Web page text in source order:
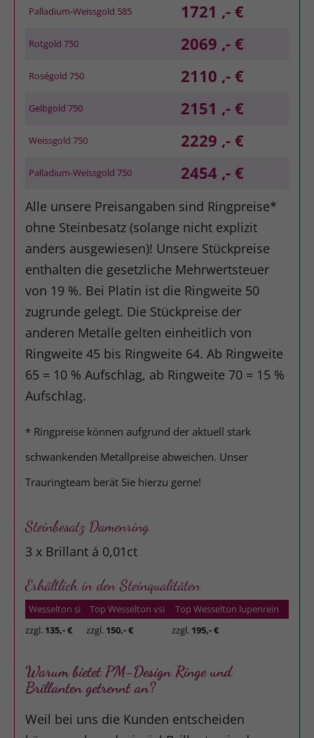
Palladium-Weissgold 585 1721 ,- €
Rotgold 750 2069 ,- €
Roségold 750 2110 ,- €
Gelbgold 750 2151 ,- €
Weissgold 750 2229 ,- €
Palladium-Weissgold 750 2454 ,- €
Alle unsere Preisangaben sind Ringpreise*
ohne Steinbesatz (solange nicht explizit
anders ausgewiesen)! Unsere Stückpreise
enthalten die gesetzliche Mehrwertsteuer
von 19 %. Bei Platin ist die Ringweite 50
zugrunde gelegt. Die Stückpreise der
anderen Metalle gelten einheitlich von
Ringweite 45 bis Ringweite 64. Ab Ringweite
65 = 10 % Aufschlag, ab Ringweite 70 = 15 %
Aufschlag.
* Ringpreise können aufgrund der aktuell stark
schwankenden Metallpreise abweichen. Unser
Trauringteam berät Sie hierzu gerne!
Steinbesatz Damenring
3 x Brillant á 0,01ct
Erhältlich in den Steinqualitäten
Wesselton si Top Wesselton vsi
Top Wesselton lupenrein
zzgl. 135,- € zzgl. 150,- € zzgl. 195,- €
Warum bietet PM-Design Ringe und
Brillanten getrennt an?
Weil bei uns die Kunden entscheiden